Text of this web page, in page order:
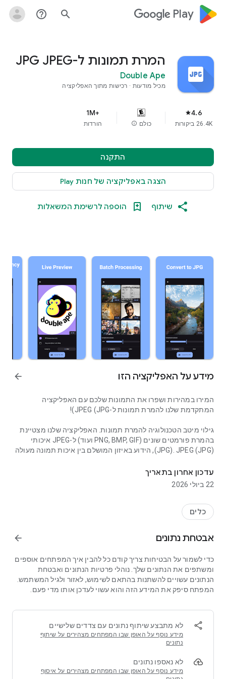
google_logo Play
search
help_outline
המרת תמונות ל-JPG JPEG
Double Ape
מכיל מודעות רכישות מתוך האפליקציה
4.6
star
26.4K‏ ביקורות כולם info
+1M‏
הורדות
התקנה
הצגה באפליקציה של חנות Play
שיתוף הוספה לרשימת המשאלות
מידע על האפליקציה הזו arrow_forward
המירו במהירות ושפרו את התמונות שלכם עם האפליקציה
המתקדמת שלנו להמרת תמונות ל-JPEG (JPG)!
גילוי מיטב הטכנולוגיה להמרת תמונות. האפליקציה שלנו מצטיינת
בהמרת פורמטים שונים (PNG, BMP, GIF ועוד) ל-JPEG איכותי
(JPG). JPEG (JPG), הידוע באיזון המושלם בין איכות תמונה מעולה
לאינטרנט ושיתוף מסמכים.
- המרה מהירה: המירו את התמונות, הגרפיקות והתמונות במסמכים
שלכם ל-JPEG (JPG) במהירות וביעילות.
ומאמץ.
הפסד מינימלי באיכות התמונה, מושלם לאחסון ושיתוף.
- התאמת שקיפות: שמרו או שנו את השקיפות של התמונות
המקוריות שלכם, מציעים שליטה רבה יותר על התוצאה הסופית.
- ממשק קל לשימוש: האפליקציה שלנו מעוצבת לשימוש קל - המר
- שמירה ושיתוף מיידיים: שמרו את קובצי ה-JPEG (JPG) המומרים
שלכם בגלריה או שיתפו אותם ישירות מהאפליקציה.
לניהול תמונות יעיל.
עדכון אחרון בתאריך
22 ביולי 2026
כלים
אבטחת נתונים arrow_forward
כדי לשמור על הבטיחות צריך קודם כל להבין איך המפתחים אוספים
ומשתפים את הנתונים שלך. נוהלי פרטיות הנתונים ואבטחת
הנתונים עשויים להשתנות בהתאם לשימוש, לאזור ולגיל המשתמש.
המפתח סיפק את המידע הזה והוא עשוי לעדכן אותו מדי פעם.
לא מתבצע שיתוף נתונים עם צדדים שלישיים
מידע נוסף על האופן שבו המפתחים מצהירים על שיתוף
נתונים
לא נאספו נתונים
מידע נוסף על האופן שבו המפתחים מצהירים על איסוף